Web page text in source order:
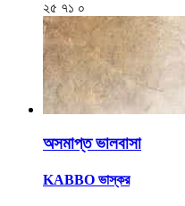
২৫ ৭১ ০
অসমাপ্ত ভালবাসা
KABBO ভাস্কর